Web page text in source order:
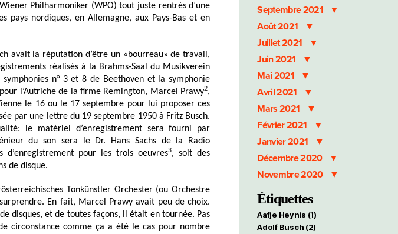
Philharmoniker (WPO) tout juste rentrés d’une
pays nordiques, en Allemagne, aux Pays-Bas et en
avait la réputation d’être un «bourreau» de travail,
réalisés à la Brahms-Saal du Musikverein
n° 3 et 8 de Beethoven et la symphonie
l’Autriche de la firme Remington, Marcel Prawy2,
le 16 ou le 17 septembre pour lui proposer ces
par une lettre du 19 septembre 1950 à Fritz Busch.
le matériel d’enregistrement sera fourni par
du son sera le Dr. Hans Sachs de la Radio
pour les trois oeuvres3, soit des
de disque.
Tonkünstler Orchester (ou Orchestre
En fait, Marcel Prawy avait peu de choix.
disques, et de toutes façons, il était en tournée. Pas
circonstance comme ça a été le cas pour nombre
Septembre 2021
Août 2021
Juillet 2021
Juin 2021
Mai 2021
Avril 2021
Mars 2021
Février 2021
Janvier 2021
Décembre 2020
Novembre 2020
Étiquettes
Aafje Heynis (1)
Adolf Busch (2)